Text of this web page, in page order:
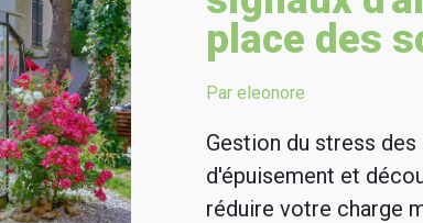
place des
Par eleonore
Gestion du stress
d'épuisement et
réduire votre charge